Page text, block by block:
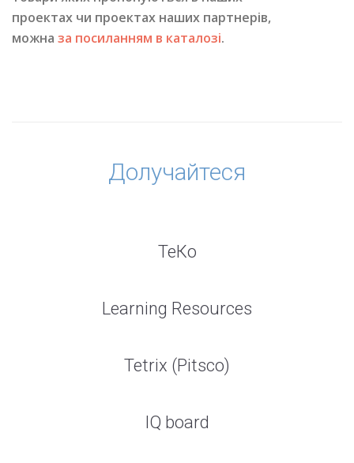
проектах чи проектах наших партнерів,
можна за посиланням в каталозі.
Долучайтеся
ТеКо
Learning Resources
Tetrix (Pitsco)
IQ board